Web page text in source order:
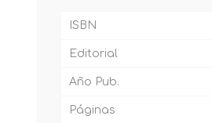
ISBN
Editorial
Año Pub.
Páginas